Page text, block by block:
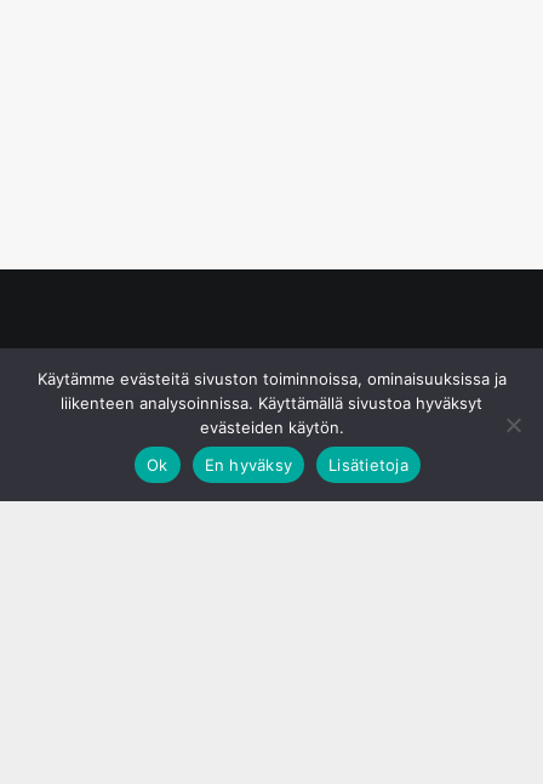
Käytämme evästeitä sivuston toiminnoissa, ominaisuuksissa ja
liikenteen analysoinnissa. Käyttämällä sivustoa hyväksyt
evästeiden käytön.
Ok
En hyväksy Lisätietoja